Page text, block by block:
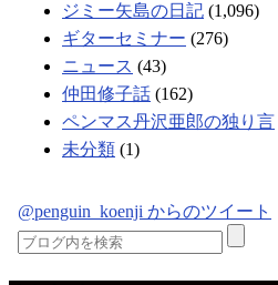
ジミー矢島の日記 (1,096)
ギターセミナー (276)
ニュース (43)
仲田修子話 (162)
ペンマス丹沢亜郎の独り言
未分類 (1)
@penguin_koenji からのツイート